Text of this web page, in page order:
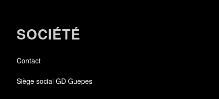
SOCIÉTÉ
Contact
Siège social GD Guepes